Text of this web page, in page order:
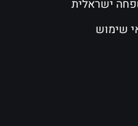
ישראלית
שימוש